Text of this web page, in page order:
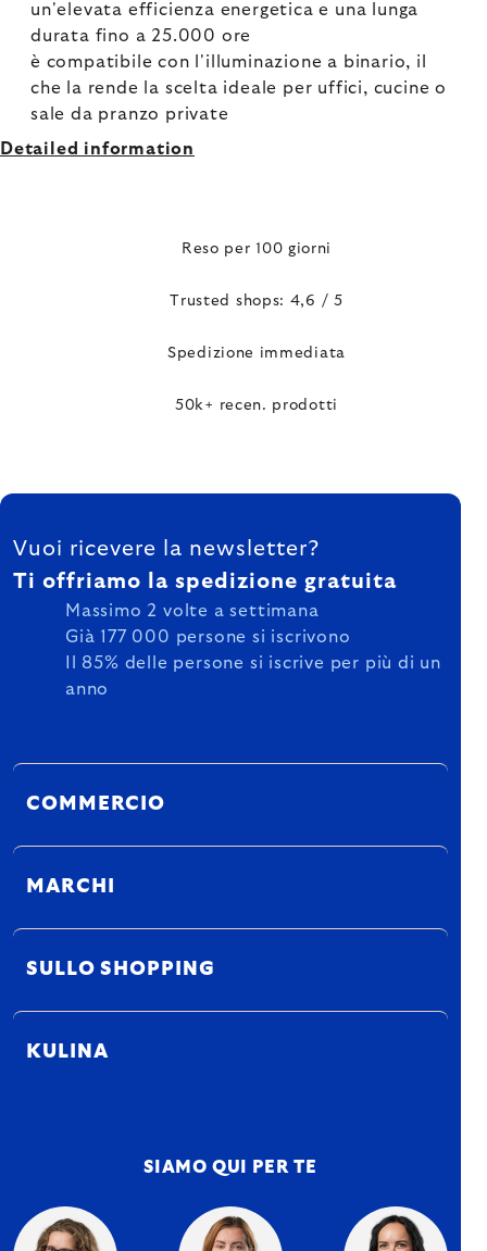
un'elevata efficienza energetica e una lunga
durata fino a 25.000 ore
è compatibile con l'illuminazione a binario, il
che la rende la scelta ideale per uffici, cucine o
sale da pranzo private
Detailed information
Reso per 100 giorni
Trusted shops: 4,6 / 5
Spedizione immediata
50k+ recen. prodotti
FOOTER
Vuoi ricevere la newsletter?
Ti offriamo la spedizione gratuita
Massimo 2 volte a settimana
Già 177 000 persone si iscrivono
Il 85% delle persone si iscrive per più di un
anno
COMMERCIO
MARCHI
SULLO SHOPPING
KULINA
SIAMO QUI PER TE